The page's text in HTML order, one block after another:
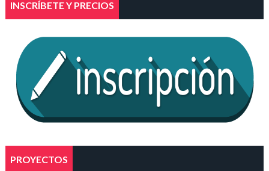
INSCRÍBETE Y PRECIOS
PROYECTOS